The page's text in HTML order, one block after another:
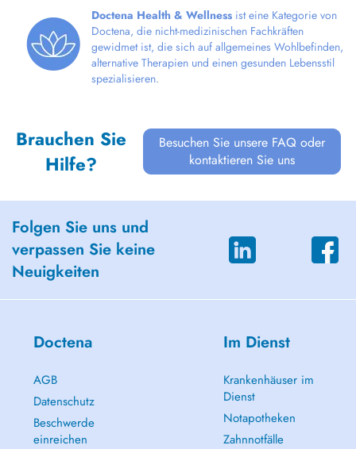
Doctena Health & Wellness ist eine Kategorie von
Doctena, die nicht-medizinischen Fachkräften
gewidmet ist, die sich auf allgemeines Wohlbefinden,
alternative Therapien und einen gesunden Lebensstil
spezialisieren.
Brauchen Sie
Hilfe?
Besuchen Sie unsere FAQ oder
kontaktieren Sie uns
Folgen Sie uns und
verpassen Sie keine
Neuigkeiten
Doctena
AGB
Datenschutz
Beschwerde
einreichen
Im Dienst
Krankenhäuser im
Dienst
Notapotheken
Zahnnotfälle